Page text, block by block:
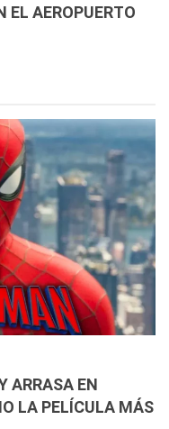
EL AEROPUERTO
ARRASA EN
LA PELÍCULA MÁS